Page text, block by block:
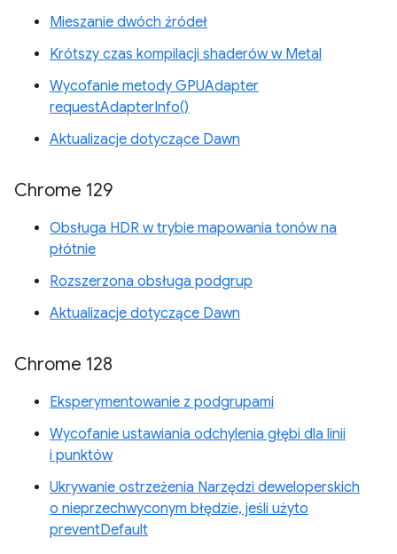
Mieszanie dwóch źródeł
Krótszy czas kompilacji shaderów w Metal
Wycofanie metody GPUAdapter
requestAdapterInfo()
Aktualizacje dotyczące Dawn
Chrome 129
Obsługa HDR w trybie mapowania tonów na
płótnie
Rozszerzona obsługa podgrup
Aktualizacje dotyczące Dawn
Chrome 128
Eksperymentowanie z podgrupami
Wycofanie ustawiania odchylenia głębi dla linii
i punktów
Ukrywanie ostrzeżenia Narzędzi deweloperskich
o nieprzechwyconym błędzie, jeśli użyto
preventDefault